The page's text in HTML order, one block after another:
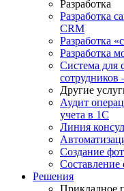
Разработка
Разработка
CRM
Разработка
Разработка
Система для
Другие
Аудит
учета в 1С
Линия
Создание
Составление
Решения
Прикладное